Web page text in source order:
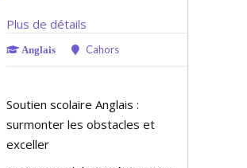
Plus de détails
Anglais Cahors
Soutien scolaire Anglais :
surmonter les obstacles et
exceller